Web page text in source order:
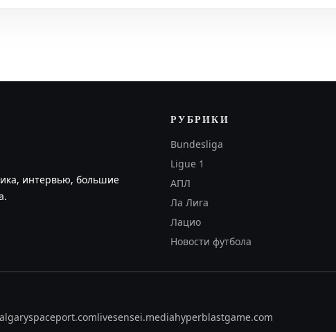
интервью, большие
РУБРИКИ
Bundesliga
Ligue 1
АПЛ
Ла Лига
Лацио
Новости футбола
livesensei.mediahyperblastgame.com